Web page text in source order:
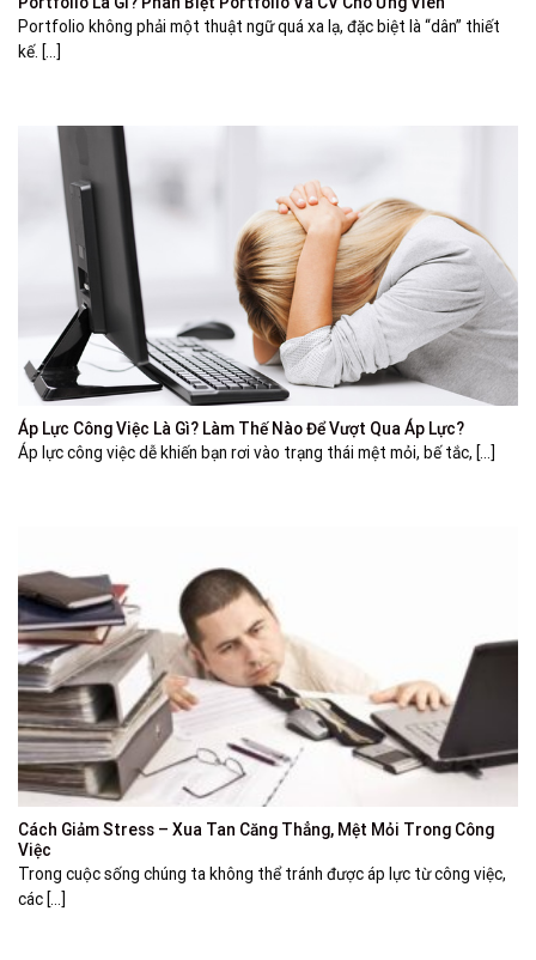
Portfolio không phải một thuật ngữ quá xa lạ, đặc biệt là “dân” thiết
kế. [...]
Áp Lực Công Việc Là Gì? Làm Thế Nào Để Vượt Qua Áp Lực?
Áp lực công việc dễ khiến bạn rơi vào trạng thái mệt mỏi, bế tắc, [...]
Cách Giảm Stress – Xua Tan Căng Thẳng, Mệt Mỏi Trong Công
Việc
Trong cuộc sống chúng ta không thể tránh được áp lực từ công việc,
các [...]